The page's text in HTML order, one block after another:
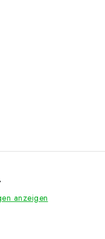
anzeigen